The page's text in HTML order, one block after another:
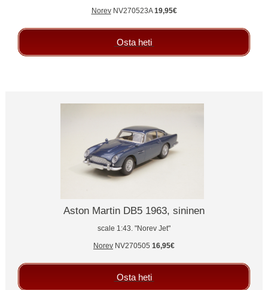
NorevNV270523A19,95€
Osta heti
Aston Martin DB5 1963, sininen
scale 1:43. "Norev Jet"
Norev NV270505 16,95€
Osta heti